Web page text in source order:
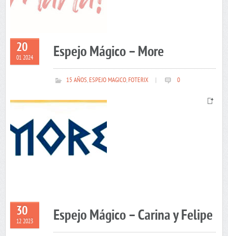
20
01 2024 Espejo Mágico – More
15 AÑOS,ESPEJO MAGICO,FOTERIX 0
30
12 2023 Espejo Mágico – Carina y Felipe